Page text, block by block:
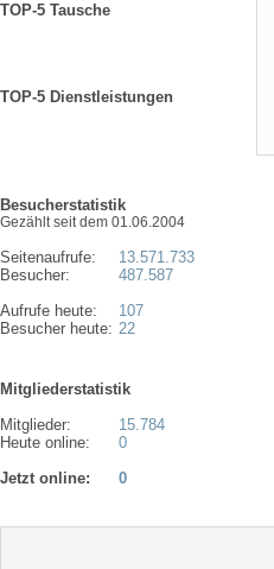
TOP-5 Tausche
TOP-5 Dienstleistungen
Besucherstatistik
Gezählt seit dem 01.06.2004
Seitenaufrufe:
Besucher:
Aufrufe heute:
Besucher heute:
13.571.733
487.587
107
22
Mitgliederstatistik
Mitglieder:
Heute online:
15.784
0
Jetzt online:
0